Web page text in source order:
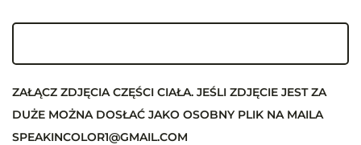
ZAŁĄCZ ZDJĘCIA CZĘŚCI CIAŁA. JEŚLI ZDJĘCIE JEST ZA
DUŻE MOŻNA DOSŁAĆ JAKO OSOBNY PLIK NA MAILA
SPEAKINCOLOR1@GMAIL.COM